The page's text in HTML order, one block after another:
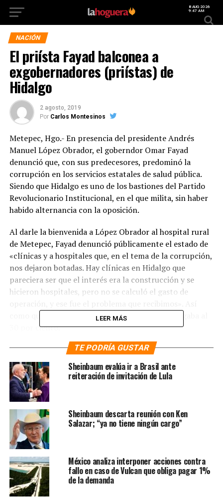
8 AUG 2026
9:47 AM
NACIÓN
El priísta Fayad balconea a
exgobernadores (priístas) de
Hidalgo
2 agosto, 2019
Por Carlos Montesinos
Metepec, Hgo.- En presencia del presidente Andrés
Manuel López Obrador, el goberndor Omar Fayad
denunció que, con sus predecesores, predominó la
corrupción en los servicios estatales de salud pública.
Siendo que Hidalgo es uno de los bastiones del Partido
Revolucionario Institucional, en el que milita, sin haber
habido alternancia con la oposición.
Al darle la bienvenida a López Obrador al hospital rural
de Metepec, Fayad denunció públicamente el estado de
«clínicas y a hospitales que, en el tema de la corrupción,
nos dejaron botadas. Hay clínicas en Hidalgo que
pareciera ser que el interés era la construcción y se
hicieron hospitales, pero no se calculó el gasto de
como que el abasto de medicamentos apenas llegaba al
30 por ciento.
Zoé Robledo, director general del Instituto Mexicano
del Seguro Social, secundó la denuncia de Fayad y criticó
«esta idea de que la atención médica sólo se debía
resolver haciendo más y más hospitales». Ya que había
hospitales en el Presupuesto de Egresos de la
Federación que nunca se hacían, se quedaban a medias
por problemas en el proyecto, o incluso, se terminaban
y nunca abrían porque no se presupuesto el personal y
el equipo.
El comentario de Fayad llamó la atención debido a que,
desde 1929, todos los gobernadores de Hidalgo, incluido
él mismo, han sido emanados del PRI. Destacando
LEER MÁS
TE PODRÍA GUSTAR
Sheinbaum evalúa ir a Brasil ante
reiteración de invitación de Lula
Sheinbaum descarta reunión con Ken
Salazar; “ya no tiene ningún cargo”
México analiza interponer acciones contra
fallo en caso de Vulcan que obliga pagar 1%
de la demanda